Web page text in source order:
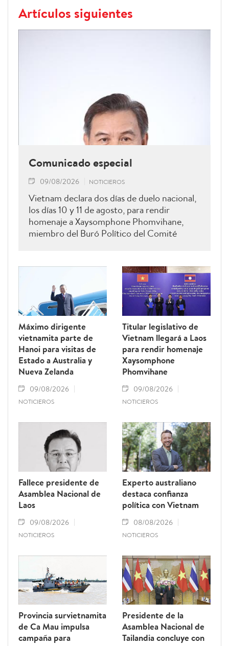
Artículos siguientes
Comunicado especial
09/08/2026 NOTICIEROS
Vietnam declara dos días de duelo nacional,
los días 10 y 11 de agosto, para rendir
homenaje a Xaysomphone Phomvihane,
miembro del Buró Político del Comité
Laos.
Máximo dirigente
vietnamita parte de
Hanoi para visitas de
Estado a Australia y
Nueva Zelanda
09/08/2026
NOTICIEROS
Titular legislativo de
Vietnam llegará a Laos
para rendir homenaje
Xaysomphone
Phomvihane
09/08/2026
NOTICIEROS
Fallece presidente de
Asamblea Nacional de
Laos
09/08/2026
NOTICIEROS
Experto australiano
destaca confianza
política con Vietnam
08/08/2026
NOTICIEROS
Provincia survietnamita
de Ca Mau impulsa
campaña para
Presidente de la
Asamblea Nacional de
Tailandia concluye con